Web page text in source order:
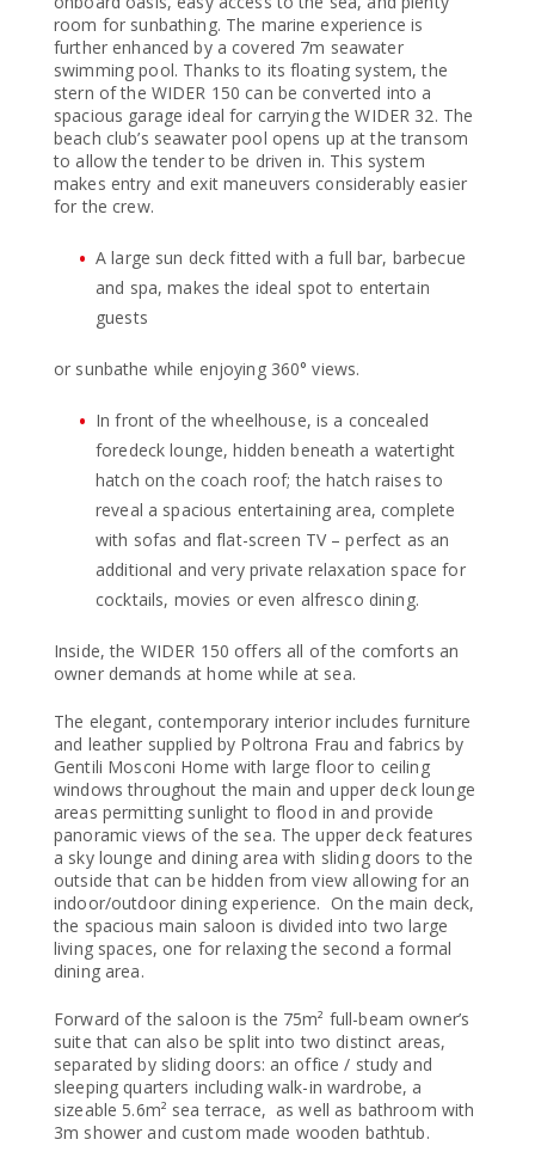
room for sunbathing. The marine experience is
further enhanced by a covered 7m seawater
swimming pool. Thanks to its floating system, the
stern of the WIDER 150 can be converted into a
spacious garage ideal for carrying the WIDER 32. The
beach club’s seawater pool opens up at the transom
to allow the tender to be driven in. This system
makes entry and exit maneuvers considerably easier
for the crew.
A large sun deck fitted with a full bar, barbecue
and spa, makes the ideal spot to entertain
guests
or sunbathe while enjoying 360° views.
In front of the wheelhouse, is a concealed
foredeck lounge, hidden beneath a watertight
hatch on the coach roof; the hatch raises to
reveal a spacious entertaining area, complete
with sofas and flat-screen TV – perfect as an
additional and very private relaxation space for
cocktails, movies or even alfresco dining.
Inside, the WIDER 150 offers all of the comforts an
owner demands at home while at sea.
The elegant, contemporary interior includes furniture
and leather supplied by Poltrona Frau and fabrics by
Gentili Mosconi Home with large floor to ceiling
windows throughout the main and upper deck lounge
areas permitting sunlight to flood in and provide
panoramic views of the sea. The upper deck features
a sky lounge and dining area with sliding doors to the
outside that can be hidden from view allowing for an
indoor/outdoor dining experience. On the main deck,
the spacious main saloon is divided into two large
living spaces, one for relaxing the second a formal
dining area.
Forward of the saloon is the 75m² full-beam owner’s
suite that can also be split into two distinct areas,
separated by sliding doors: an office / study and
sleeping quarters including walk-in wardrobe, a
sizeable 5.6m² sea terrace, as well as bathroom with
3m shower and custom made wooden bathtub.